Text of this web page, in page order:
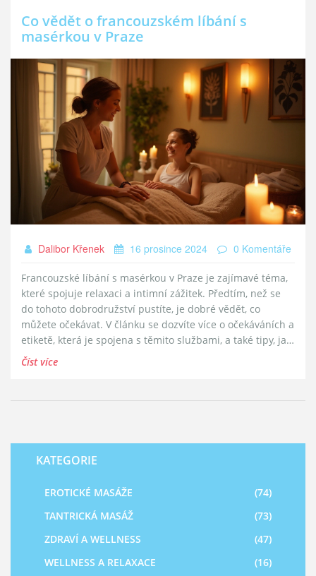
Co vědět o francouzském líbání s
masérkou v Praze
Dalibor Křenek 16 prosince 2024 0 Komentáře
Francouzské líbání s masérkou v Praze je zajímavé téma,
které spojuje relaxaci a intimní zážitek. Předtím, než se
do tohoto dobrodružství pustíte, je dobré vědět, co
můžete očekávat. V článku se dozvíte více o očekáváních a
etiketě, která je spojena s těmito službami, a také tipy, jak
si tento zážitek užít naplno. Dotkneme se také kulturních
Číst více
KATEGORIE
EROTICKÉ MASÁŽE
(74)
TANTRICKÁ MASÁŽ
(73)
ZDRAVÍ A WELLNESS
(47)
WELLNESS A RELAXACE
(16)